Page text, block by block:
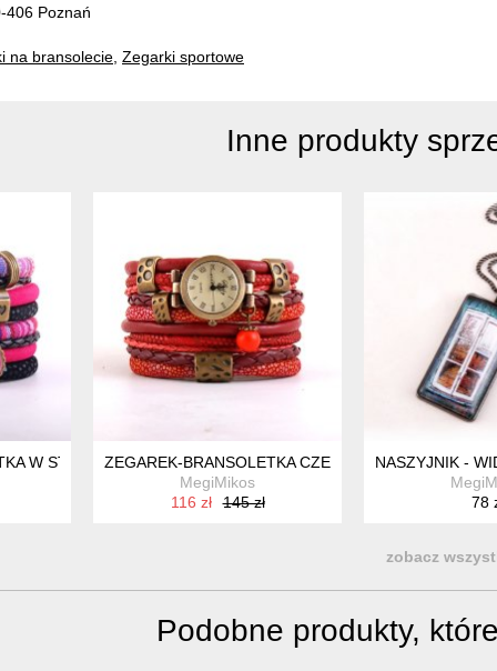
406 Poznań
na bransolecie Zegarki sportowe
Inne produkty
W STYLU BOHO, W KOLORACH FUKSJA I CZARNY Z
ZEGAREK-BRANSOLETKA CZERWONO-WIŚNIOWY
MegiMikos
116 zł
145 zł
NASZYJNIK -
78
zobacz
Podobne produkty,